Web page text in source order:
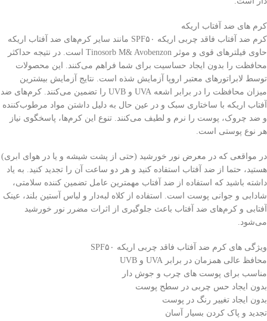
کرم های ضد آفتاب اریکه
کرم ضد آفتاب فاقد چربی اریکه SPF۵۰ مانند سایر کرم‌های ضد آفتاب اریکه
حاوی فیلترهای قوی و موثر Tinosorb M& Avobenzon است. در نتیجه حداکثر
محافظت را بدون ایجاد حساسیت برای شما فراهم می‌کنند. این محصولات
توسط لابراتورهای معتبر اروپا آزمایش شذه است. نتایج آزمایش بیشترین
میزان محافظت را در برابر اشعه UVA و UVB را تضمین می‌کنند. کرم‌های ضد
آفتاب اریکه با ساختاری سبک و در عین حال به دلیل داشتن مواد مرطوب‌کننده
و ضد چروک، پوست را نرم و لطیف می‌کنند. تنوع این کرم‌ها، پاسخگوی نیاز
هر نوع پوستی است.
در مواقعی که در معرض نور خورشید (حتی از پشت شیشه و یا در هوای ابری)
هستید، حتما از ضد آفتاب استفاده کنید و هر دو ساعت آن را تجدید کنید. به یاد
داشته باشید که استفاده از ضد آفتاب مهمترین عامل تضمین کننده سلامتی،
شادابی و جوانی پوست است. استفاده از کلاه لبه‌دار و لباس آستین بلند، عینک
آفتابی و کرم‌های ضد آفتاب باعث جلوگیری از اثرات مضرر نور خورشید
می‌شود.
ویژگی های کرم ضد آفتاب فاقد چربی اریکه SPF۵۰
محافظ عالی همزمان در برابر UVA و UVB
مناسب برای پوست های چرب و جوش دار
بدون ایجاد حس چربی در سطح پوست
بدون ایجاد تغییر رنگ در پوست
تجدید و پاک کردن بسیار آسان